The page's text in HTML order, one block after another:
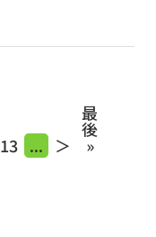
13 ... ＞
最
後
»